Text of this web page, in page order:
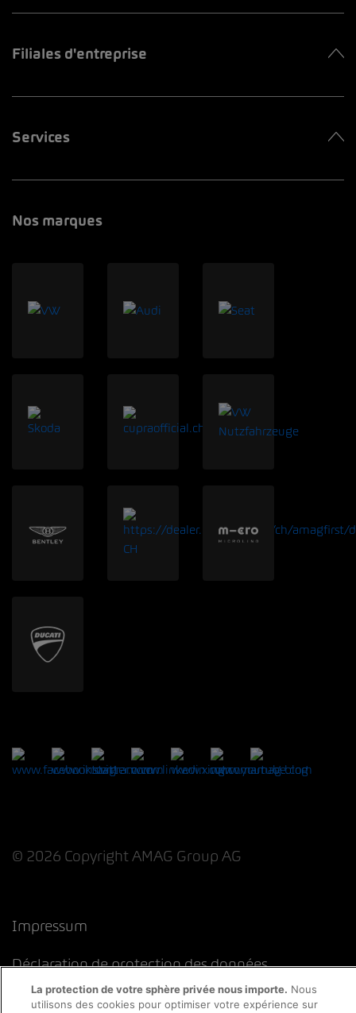
Filiales d'entreprise
Services
Nos marques
© 2026 Copyright AMAG Group AG
Impressum
Déclaration de protection des données
Directive cookies Mentions légales CFST
La protection de votre sphère privée nous importe. Nous
utilisons des cookies pour optimiser votre expérience sur